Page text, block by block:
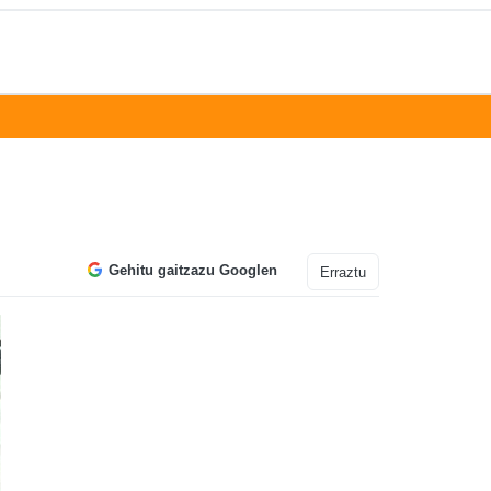
Gehitu gaitzazu Googlen Erraztu